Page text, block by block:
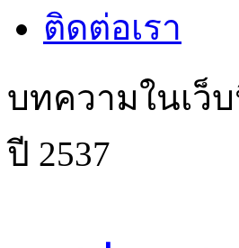
ติดต่อเรา
บทความในเว็
ปี 2537